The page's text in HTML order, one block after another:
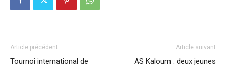
Article précédent
Tournoi international de
Article suivant
AS Kaloum : deux jeunes